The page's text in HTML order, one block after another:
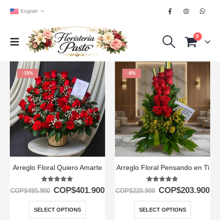
English
0
-19%
Arreglo Floral Quiero Amarte
5.00 out of 5
COP$495.900 COP$401.900
SELECT OPTIONS
-8%
Arreglo Floral Pensando en Ti
5.00 out of 5
COP$220.900 COP$203.900
SELECT OPTIONS